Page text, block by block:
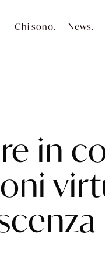
Chi sono. News.
in